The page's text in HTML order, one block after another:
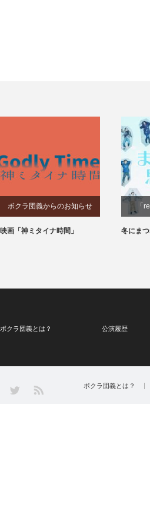
ボクラ団義からのお知らせ
映画「神ミタイナ時間」
「
冬にま
ボクラ団義とは？ 公演履歴
Twitter ボクラ団義とは？